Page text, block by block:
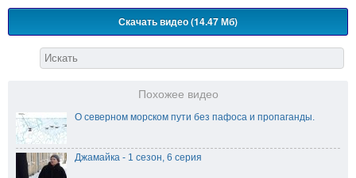
Скачать видео (14.47 Мб)
Похожее видео
О северном морском пути без пафоса и пропаганды.
Джамайка - 1 сезон, 6 серия